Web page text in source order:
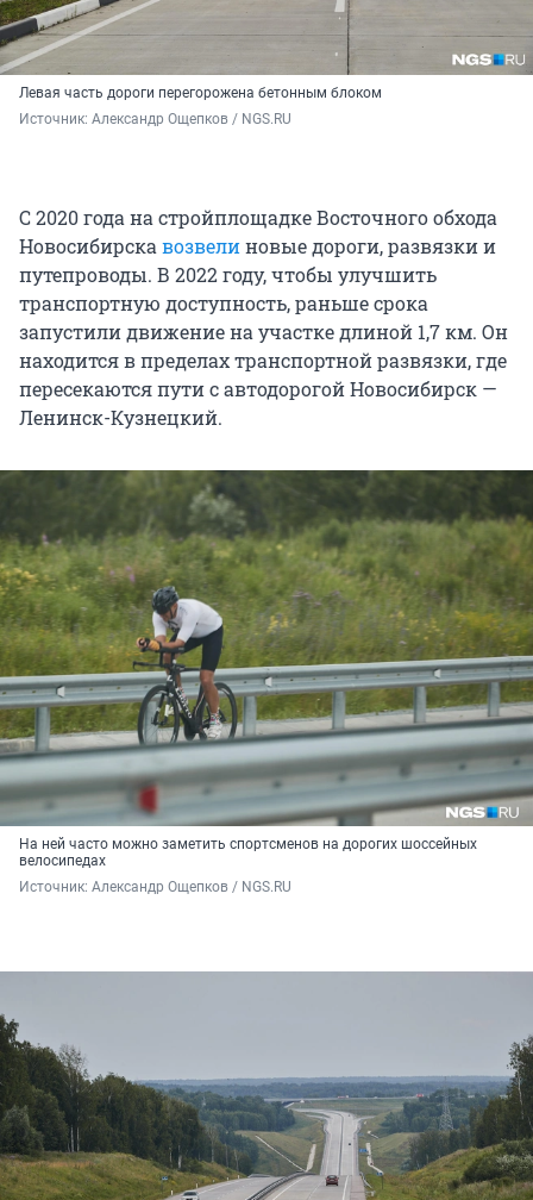
Левая часть дороги перегорожена бетонным блоком
Источник: Александр Ощепков / NGS.RU
С 2020 года на стройплощадке Восточного обхода
Новосибирска возвелиновые дороги, развязки и
путепроводы. В 2022 году, чтобы улучшить
транспортную доступность, раньше срока
запустили движение на участке длиной 1,7 км. Он
находится в пределах транспортной развязки, где
пересекаются пути с автодорогой Новосибирск —
Ленинск-Кузнецкий.
На ней часто можно заметить спортсменов на дорогих шоссейных
велосипедах
Источник: Александр Ощепков / NGS.RU